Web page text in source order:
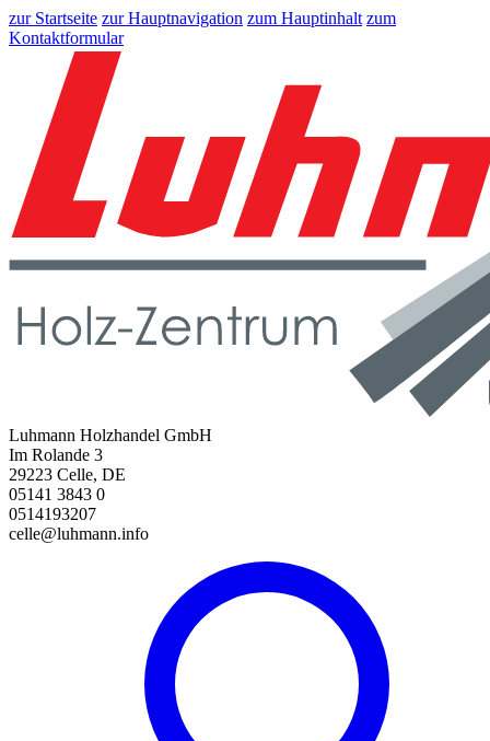
zur Startseite zur Hauptnavigation zum Hauptinhalt zum
Kontaktformular
Luhmann Holzhandel GmbH
Im Rolande 3
29223 Celle, DE
05141 3843 0
0514193207
celle@luhmann.info